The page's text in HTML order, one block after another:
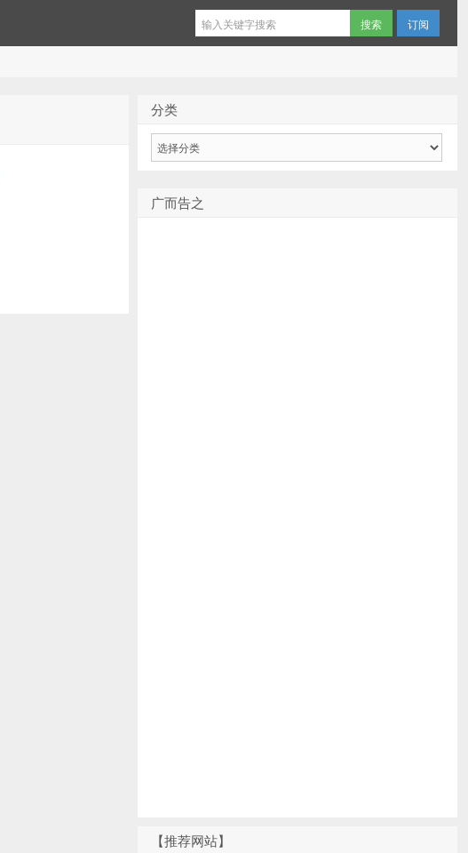
订阅
分类
广而告之
【推荐网站】